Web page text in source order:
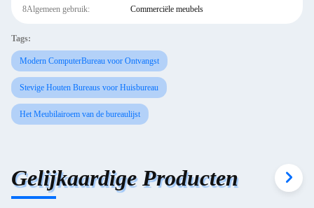
8Algemeen gebruik: Commerciële meubels
Tags:
Modern ComputerBureau voor Ontvangst
Stevige Houten Bureaus voor Huisbureau
Het Meubilairoem van de bureaulijst
Gelijkaardige Producten